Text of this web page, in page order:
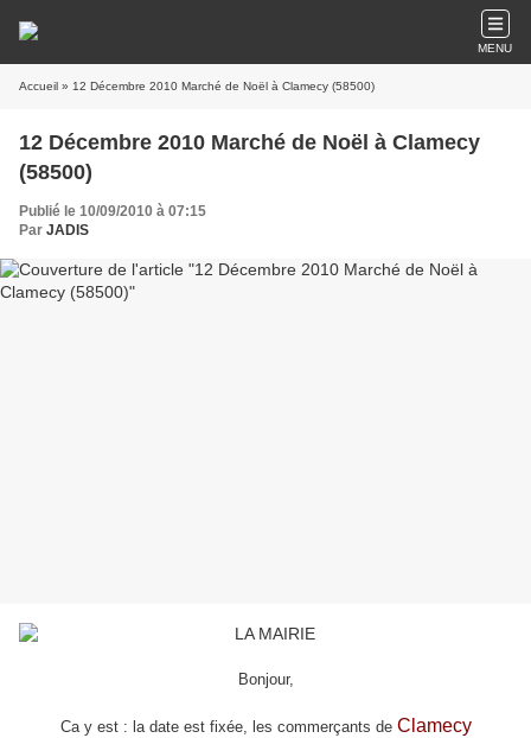
MENU
Accueil » 12 Décembre 2010 Marché de Noël à Clamecy (58500)
12 Décembre 2010 Marché de Noël à Clamecy
(58500)
Publié le 10/09/2010 à 07:15
Par JADIS
Bonjour,
Ca y est : la date est fixée, les commerçants de Clamecy